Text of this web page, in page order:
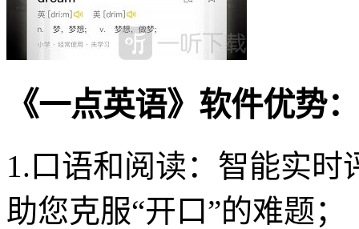
《一点英语》软件优势：
1.口语和阅读：智能实
助您克服“开口”的难题；